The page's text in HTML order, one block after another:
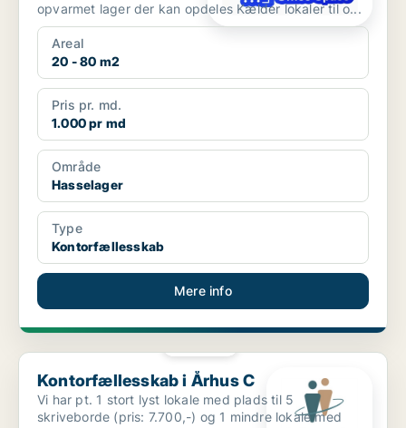
opvarmet lager der kan opdeles Kælder lokaler til o...
Areal
20 - 80 m2
Pris pr. md.
1.000 pr md
Område
Hasselager
Type
Kontorfællesskab
Mere info
Kontorfællesskab i Århus C
Kontorfællesskab i Århus C
Vi har pt. 1 stort lyst lokale med plads til 5
skriveborde (pris: 7.700,-) og 1 mindre lokale med